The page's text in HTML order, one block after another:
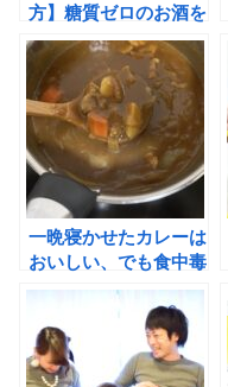
方】糖質ゼロのお酒を
飲んでも太る！アルコ
ール代謝のメカニズム
を知る
一晩寝かせたカレーは
おいしい、でも食中毒
に気を付けて！（保存
方法と温め方）